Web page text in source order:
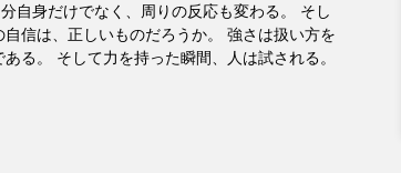
自身だけでなく、周りの反応も変わる。 そし
信は、正しいものだろうか。 強さは扱い方を
る。 そして力を持った瞬間、人は試される。